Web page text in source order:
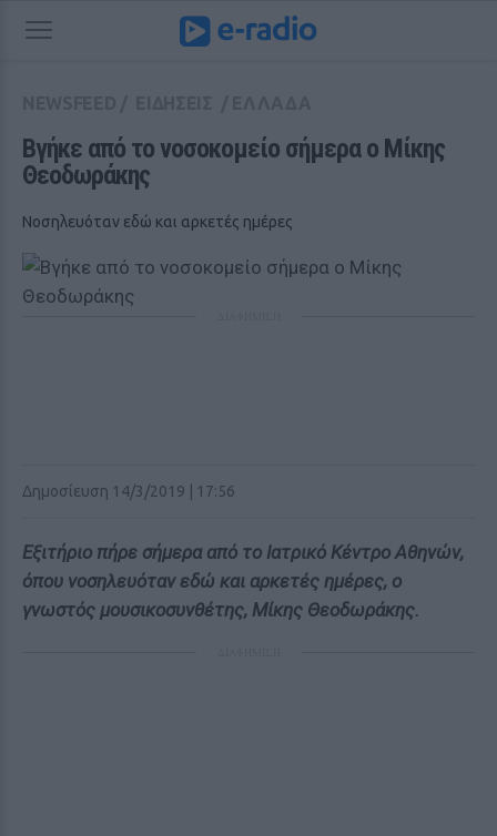
Βγήκε από το νοσοκομείο σήμερα ο Μίκης
Θεοδωράκης
Νοσηλευόταν εδώ και αρκετές ημέρες
Δημοσίευση 14/3/2019 | 17:56
Εξιτήριο πήρε σήμερα από το Ιατρικό Κέντρο Αθηνών,
όπου νοσηλευόταν εδώ και αρκετές ημέρες, ο
γνωστός μουσικοσυνθέτης, Μίκης Θεοδωράκης.